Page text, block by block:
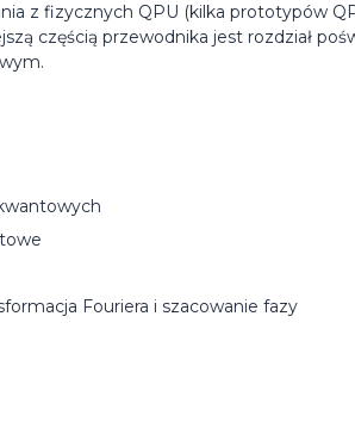
z fizycznych QPU (kilka prototypów
częścią przewodnika jest rozdział
Fouriera i szacowanie fazy